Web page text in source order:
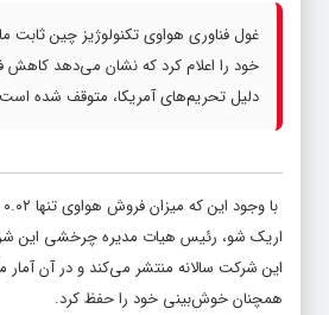
خود را اعلام کرد که نشان می‌دهد
دلیل تحریم‌های آمریکا، متوقف شده
اریک شو، رئیس هیات مدیره چرخشی این
این شرکت سالانه منتشر می‌کند و در آن آمار
همچنان خوش‌بینی خود را حفظ کرد.